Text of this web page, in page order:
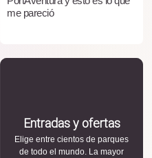
me pareció
Entradas y ofertas
Elige entre cientos de parques
de todo el mundo. La mayor